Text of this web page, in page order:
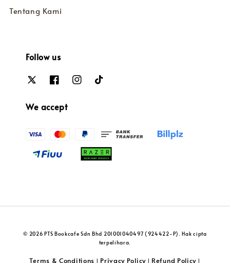
Tentang Kami
Follow us
We accept
© 2026 PTS Bookcafe Sdn Bhd 201001040497 (924422-P). Hak cipta
terpelihara.
Terms & Conditions | Privacy Policy| Refund Policy |